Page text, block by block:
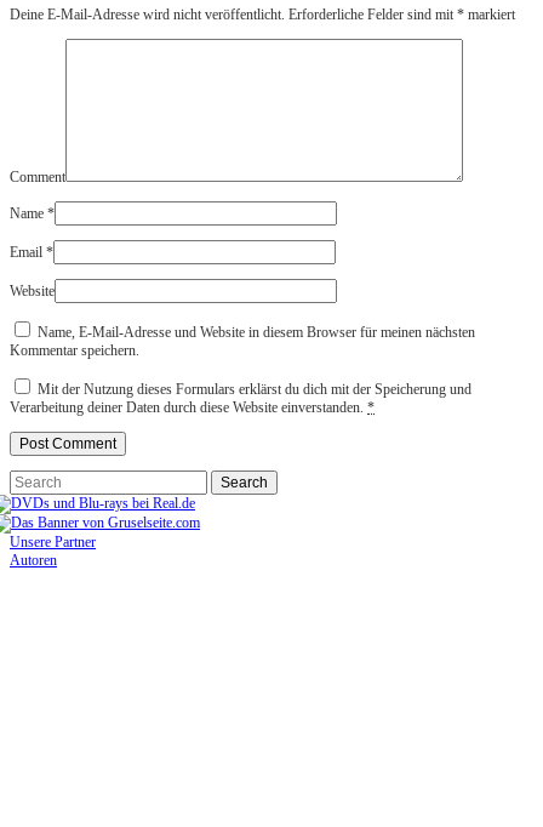
Deine E-Mail-Adresse wird nicht veröffentlicht. Erforderliche Felder sind mit * markiert
Comment
Name *
Email *
Website
Name, E-Mail-Adresse und Website in diesem Browser für meinen nächsten
Kommentar speichern.
Mit der Nutzung dieses Formulars erklärst du dich mit der Speicherung und
Verarbeitung deiner Daten durch diese Website einverstanden. *
Unsere Partner
Autoren